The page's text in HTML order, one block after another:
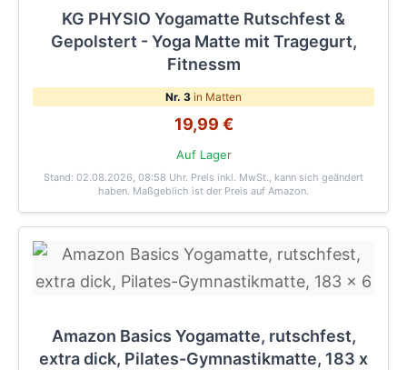
KG PHYSIO Yogamatte Rutschfest &
Gepolstert - Yoga Matte mit Tragegurt,
Fitnessm
Nr. 3 in Matten
19,99 €
Auf Lager
Stand: 02.08.2026, 08:58 Uhr. Preis inkl. MwSt., kann sich geändert
haben. Maßgeblich ist der Preis auf Amazon.
Amazon Basics Yogamatte, rutschfest,
extra dick, Pilates-Gymnastikmatte, 183 x